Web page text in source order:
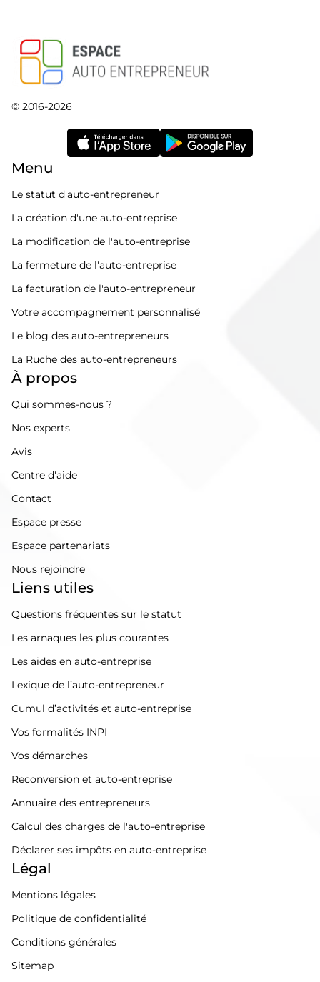
© 2016-2026
Menu
Le statut d'auto-entrepreneur
La création d'une auto-entreprise
La modification de l'auto-entreprise
La fermeture de l'auto-entreprise
La facturation de l'auto-entrepreneur
Votre accompagnement personnalisé
Le blog des auto-entrepreneurs
La Ruche des auto-entrepreneurs
À propos
Qui sommes-nous ?
Nos experts
Avis
Centre d'aide
Contact
Espace presse
Espace partenariats
Nous rejoindre
Liens utiles
Questions fréquentes sur le statut
Les arnaques les plus courantes
Les aides en auto-entreprise
Lexique de l’auto-entrepreneur
Cumul d’activités et auto-entreprise
Vos formalités INPI
Vos démarches
Reconversion et auto-entreprise
Annuaire des entrepreneurs
Calcul des charges de l'auto-entreprise
Déclarer ses impôts en auto-entreprise
Légal
Mentions légales
Politique de confidentialité
Conditions générales
Sitemap